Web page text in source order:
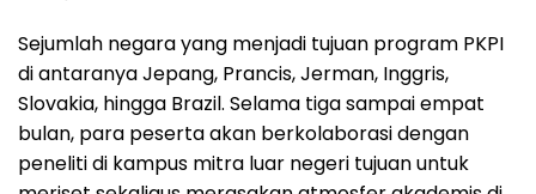
Sejumlah negara yang menjadi tujuan program PKPI
di antaranya Jepang, Prancis, Jerman, Inggris,
Slovakia, hingga Brazil. Selama tiga sampai empat
bulan, para peserta akan berkolaborasi dengan
peneliti di kampus mitra luar negeri tujuan untuk